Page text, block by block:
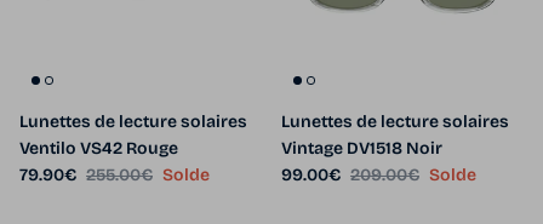
Lunettes de lecture solaires
Ventilo VS42 Rouge
Prix soldé
79.90€ Prix habituel
255.00€ Solde
Lunettes de lecture solaires
Vintage DV1518 Noir
Prix soldé
99.00€ Prix habituel
209.00€ Solde